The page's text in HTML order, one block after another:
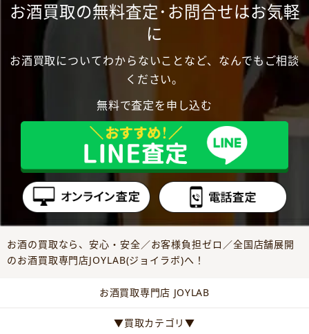
お酒買取の無料査定･お問合せはお気軽
に
お酒買取についてわからないことなど、なんでもご相談
ください。
無料で査定を申し込む
お酒の買取なら、安心・安全／お客様負担ゼロ／全国店舗展開
のお酒買取専門店JOYLAB(ジョイラボ)へ！
お酒買取専門店 JOYLAB
▼買取カテゴリ▼